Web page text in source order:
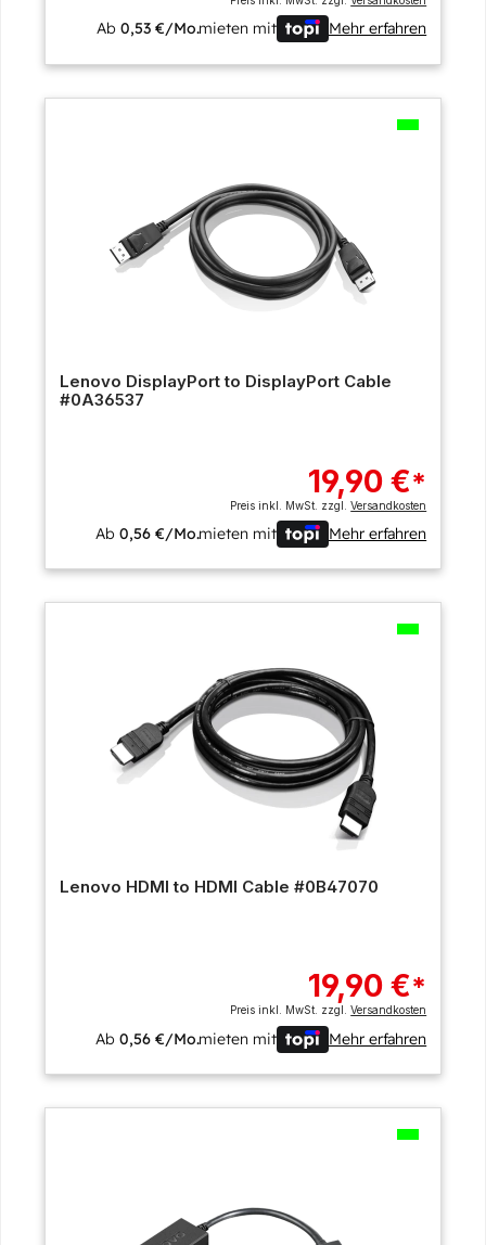
Ab0,53 €/Mo.mieten mit Mehr erfahren
Lenovo DisplayPort to DisplayPort Cable
#0A36537
19,90 €*
Preis inkl. MwSt. zzgl.Versandkosten
Ab0,56 €/Mo.mieten mit Mehr erfahren
Lenovo HDMI to HDMI Cable #0B47070
19,90 €*
Preis inkl. MwSt. zzgl.Versandkosten
Ab0,56 €/Mo.mieten mit Mehr erfahren